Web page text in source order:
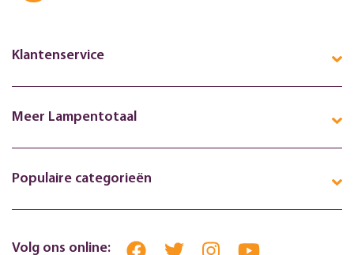
Klantenservice
Meer Lampentotaal
Populaire categorieën
Volg ons online: